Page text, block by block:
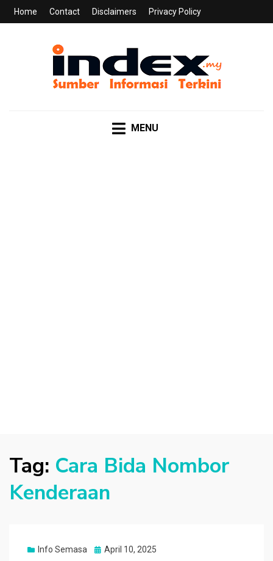
Home Contact Disclaimers Privacy Policy
MENU
Tag: Cara Bida Nombor
Kenderaan
Info Semasa
Posted
April 10, 2025